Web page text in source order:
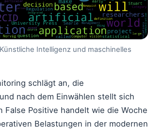
Intelligenz und maschinelles
schlägt an, die
nach dem Einwählen stellt sich
Positive handelt wie die Woche
Belastungen in der modernen